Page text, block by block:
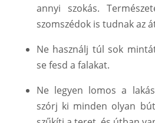
annyi szokás.
szomszédok is tudnak az
Ne használj túl sok
se fesd a falakat.
Ne legyen lomos a
szórj ki minden olyan